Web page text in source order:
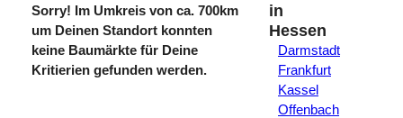
Sorry! Im Umkreis von ca. 700km
um Deinen Standort konnten
keine Baumärkte für Deine
Kritierien gefunden werden.
in
Hessen
Darmstadt
Frankfurt
Kassel
Offenbach